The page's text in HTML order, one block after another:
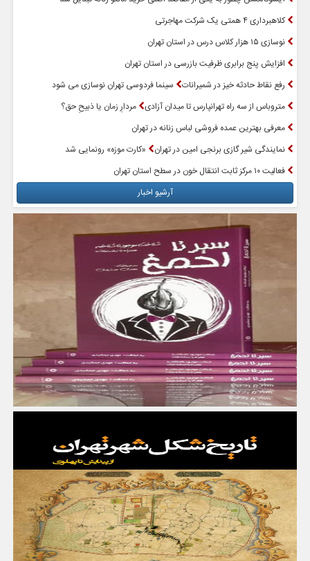
کلاهبرداری ۴ همتی یک شرکت مهاجرتی
نوسازی ۱۵ هزار کلاس درس در استان تهران
افزایش پنج برابری ظرفیت بازرسی در استان تهران
رفع نقاط حادثه خیز در شمیرانات
سینما فردوسی تهران نوسازی می شود
متروباس از سه راه تهرانپارس تا میدان آزادی مردارِ زمان یا ذبیحِ حق؟
معرفی بهترین عمده فروشی لباس زنانه در تهران
نمایندگی شیر گازی برنجی امین در تهران
«کارت موزه» رونمایی شد
فعالیت ۱۰ مرکز ثابت انتقال خون در سطح استان تهران
آرشیو اخبار